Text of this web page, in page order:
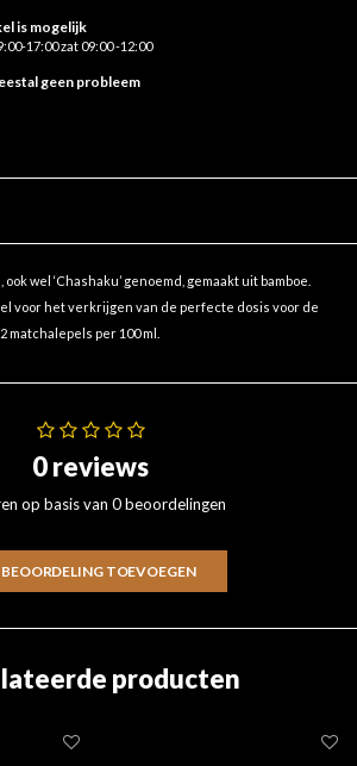
is mogelijk
17:00 zat 09:00 -12:00
geen probleem
wel ‘Chashaku’ genoemd, gemaakt uit bamboe.
voor het verkrijgen van de perfecte dosis voor de
matchalepels per 100 ml.
0 reviews
op basis van 0 beoordelingen
BEOORDELING TOEVOEGEN
producten